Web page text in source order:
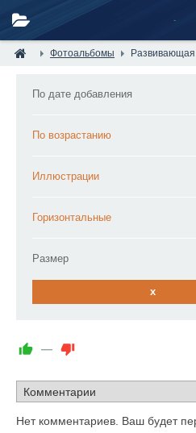
Фотоальбомы Развивающая
По дате добавления
По возрастанию
Иллюстрации
Горизонтальные
Размер
x
—
Нет комментариев. Ваш будет